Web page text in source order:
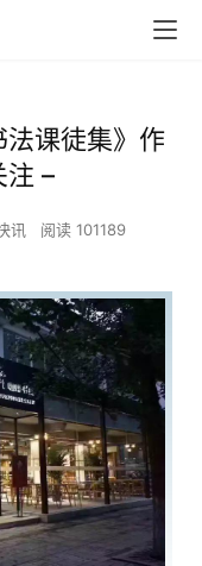
法课徒集》作
注 –
讯 阅读 101189